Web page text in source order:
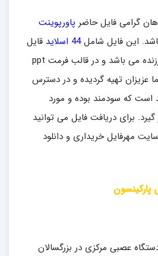
گرامی فایل حاضر پاورپوینت
این فایل شامل44 اسلاید
قایل
ویرایش بسیار مفید و ارزنده می باشد و در قالب فرمت ppt
عزیزان تهیه گردیده و در دسترس
است که سودمند بوده و مورد
گیرد. برای دریافت فایل می توانید
مهرفایل خریداری و دانلود
پارکینسون
عصبی مرکزی در بزرگسالان